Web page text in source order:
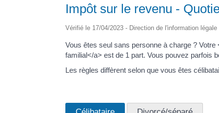
Impôt sur le revenu -
Vérifié le 17/04/2023 - Direction de l'information
Vous êtes seul sans personne à charge ?
familial</a> est de 1 part. Vous pouvez parfois
Les règles diffèrent selon que vous êtes